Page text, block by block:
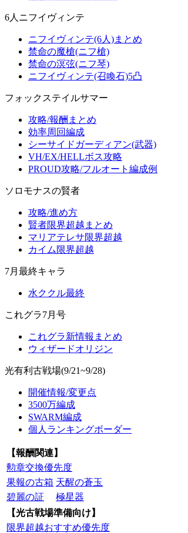
6人ニフイヴィンテ
ニフイヴィンテ(6人)まとめ
禁命の魔槍(ニフ槍)
禁命の溟弦(ニフ琴)
ニフイヴィンテ(召喚石)5凸
フォックステイルサマー
攻略/報酬まとめ
効率周回編成
シーサイドガーディアン(武器)
VH/EX/HELLボス攻略
PROUD攻略/フルオート編成例
ソロモナスの賢者
攻略/進め方
賢者限界超越まとめ
マリアテレサ限界超越
カイム限界超越
7月最終キャラ
水ククル最終
これグラ7月号
これグラ新情報まとめ
ウィザードオリジン
光有利古戦場(9/21~9/28)
開催情報/変更点
3500万編成
SWARM編成
個人ランキングボーダー
【報酬関連】
勲章交換優先度
果報の古箱 天醒の蒼玉
碧麗の証
極星器
【光古戦場準備向け】
限界超越おすすめ優先度